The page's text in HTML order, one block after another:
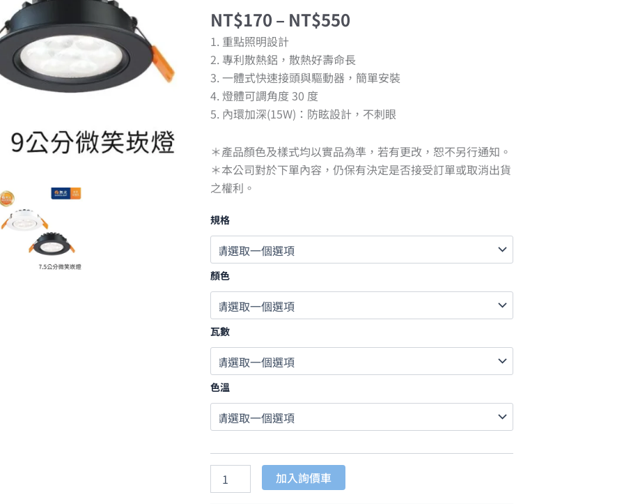
NT$170 – NT$550
1. 重點照明設計
2. 專利散熱鋁，散熱好壽命長
3. 一體式快速接頭與驅動器，簡單安裝
4. 燈體可調角度 30 度
5. 內環加深(15W)：防眩設計，不刺眼
＊產品顏色及樣式均以實品為準，若有更改，恕不另行通知。
＊本公司對於下單內容，仍保有決定是否接受訂單或取消出貨
之權利。
規格
顏色
瓦數
色溫
黑
殼|
白
殼
三
色
可
選
加入詢價車